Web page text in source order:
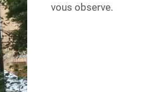
vous observe.